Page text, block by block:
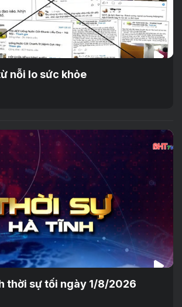
nỗi lo sức khỏe
thời sự tối ngày 1/8/2026